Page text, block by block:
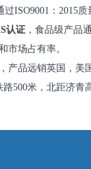
过ISO9001：2015
认证 ，食品级产品
市场占有率。
产品远销英国，美
500米，北距济青